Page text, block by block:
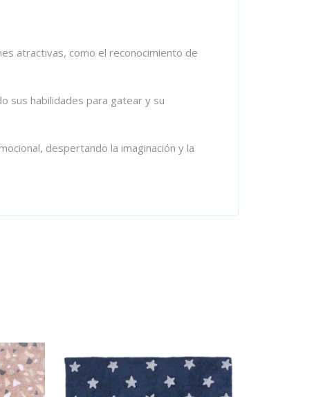
atractivas, como el reconocimiento de
sus habilidades para gatear y su
despertando la imaginación y la